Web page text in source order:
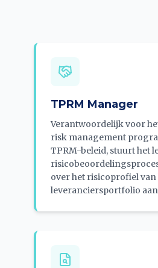
TPRM Manager
Verantwoordelijk voor
risk management
TPRM-beleid, stuurt het
over het risicoprofiel van
leveranciersportfolio